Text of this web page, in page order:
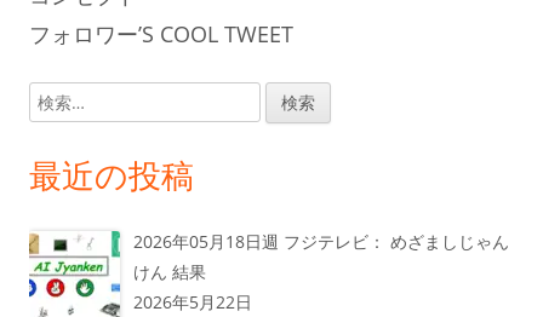
フォロワー’S COOL TWEET
検
索:
最近の投稿
2026年05月18日週 フジテレビ： めざましじゃん
けん 結果
2026年5月22日